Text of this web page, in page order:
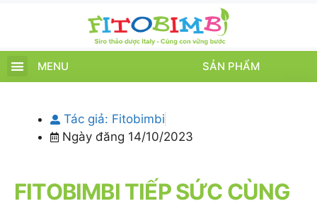
MENU SẢN PHẨM
Tác giả: Fitobimbi
Ngày đăng 14/10/2023
FITOBIMBI TIẾP SỨC CÙNG